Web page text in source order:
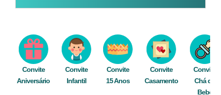
Convite
Aniversário
Convite
Infantil
Convite
15 Anos
Convite
Casamento
Convite
Chá de
Bebê